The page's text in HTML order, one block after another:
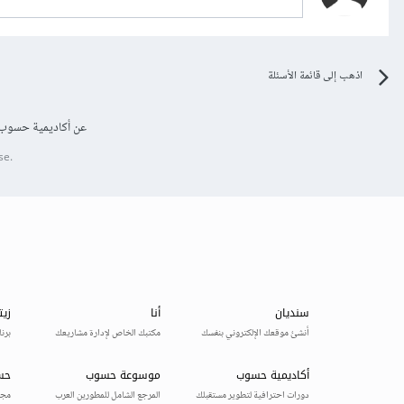
اذهب إلى قائمة الأسئلة
عن أكاديمية